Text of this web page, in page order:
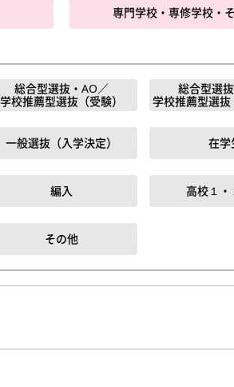
専門学校・専修学校・
総合型選抜・AO／
学校推薦型選抜（受験）
総合型選
学校推薦型選
一般選抜（入学決定） 在学
編入 高校１
その他